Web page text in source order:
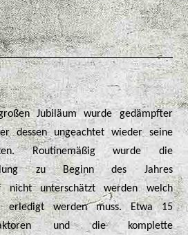
Jubiläum wurde gedämpfter
dessen ungeachtet wieder seine
Routinemäßig wurde die
zu Beginn des Jahres
nicht unterschätzt werden welch
erledigt werden muss. Etwa 15
und die komplette